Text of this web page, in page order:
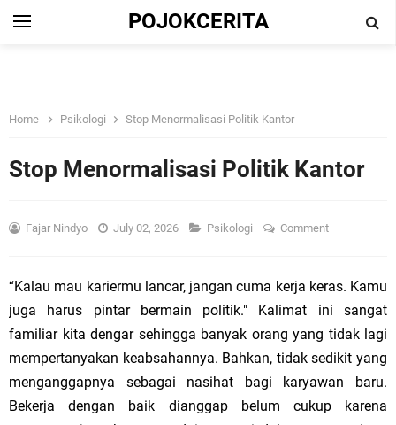
POJOKCERITA
Home Psikologi Stop Menormalisasi Politik Kantor
Stop Menormalisasi Politik Kantor
Fajar Nindyo July 02, 2026 Psikologi Comment
“Kalau mau kariermu lancar, jangan cuma kerja keras. Kamu
juga harus pintar bermain politik." Kalimat ini sangat
familiar kita dengar sehingga banyak orang yang tidak lagi
mempertanyakan keabsahannya. Bahkan, tidak sedikit yang
menganggapnya sebagai nasihat bagi karyawan baru.
Bekerja dengan baik dianggap belum cukup karena